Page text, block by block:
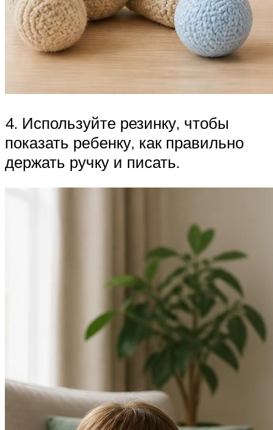
4. Используйте резинку, чтобы
показать ребенку, как правильно
держать ручку и писать.